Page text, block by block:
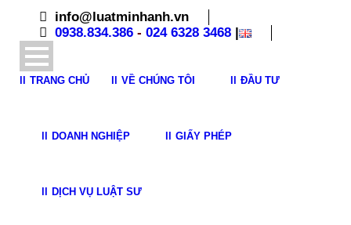
info@luatminhanh.vn
0938.834.386 - 024 6328 3468 |
TRANG CHỦ VỀ CHÚNG TÔI ĐẦU TƯ
DOANH NGHIỆP GIẤY PHÉP
DỊCH VỤ LUẬT SƯ